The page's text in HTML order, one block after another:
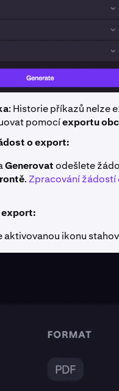
: Historie příkazů nelze
pomocíexportu
o export:
Generovatodešlete
.Zpracování žádostí
export:
aktivovanou ikonu